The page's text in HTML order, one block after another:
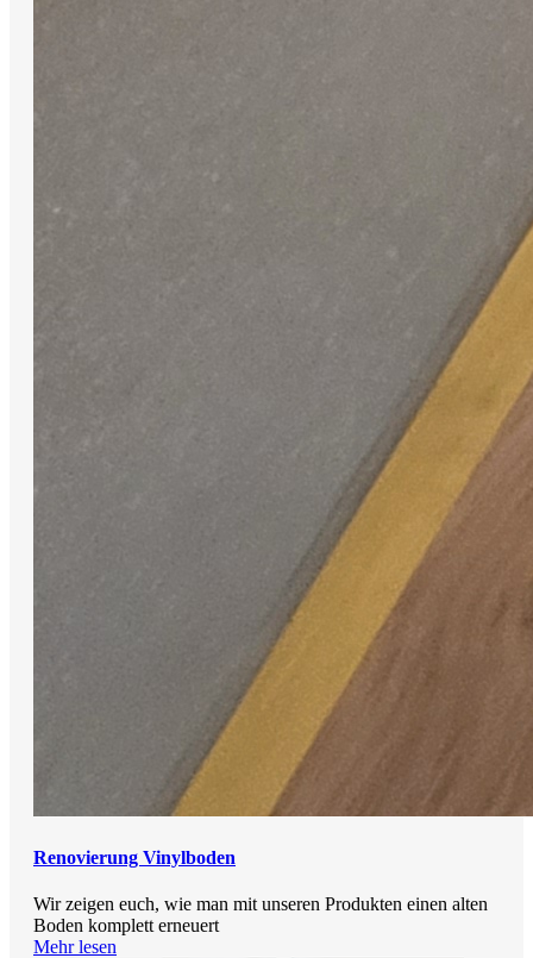
Renovierung Vinylboden
Wir zeigen euch, wie man mit unseren Produkten einen alten
Boden komplett erneuert
Mehr lesen